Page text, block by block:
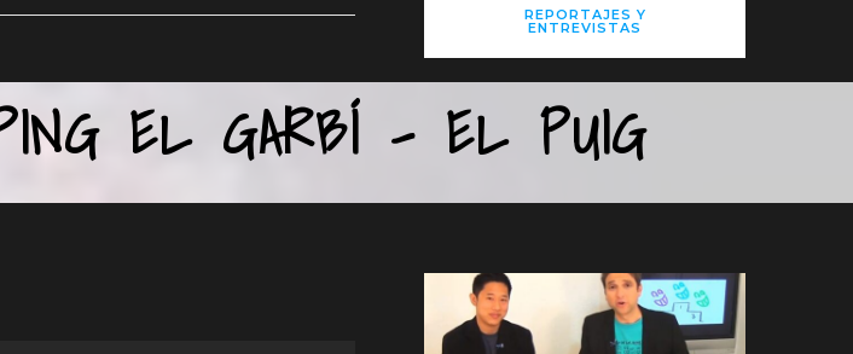
REPORTAJES Y
ENTREVISTAS
EL GARBÍ – EL PUIG